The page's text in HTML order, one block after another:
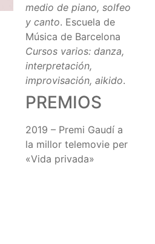
medio de piano, solfeo
y canto. Escuela de
Música de Barcelona
Cursos varios: danza,
interpretación,
improvisación, aikido.
PREMIOS
2019 – Premi Gaudí a
la millor telemovie per
«Vida privada»